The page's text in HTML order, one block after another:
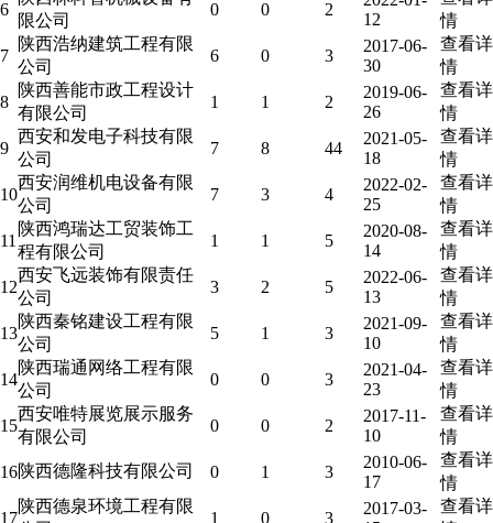
6
限公司
0 0 2
12
情
7
陕西浩纳建筑工程有限
公司
6 0 3
2017-06-
30
查看详
情
8
陕西善能市政工程设计
有限公司
1 1 2
2019-06-
26
查看详
情
9
西安和发电子科技有限
公司
7 8 44
2021-05-
18
查看详
情
10
西安润维机电设备有限
公司
7 3 4
2022-02-
25
查看详
情
11
陕西鸿瑞达工贸装饰工
程有限公司
1 1 5
2020-08-
14
查看详
情
12
西安飞远装饰有限责任
公司
3 2 5
2022-06-
13
查看详
情
13
陕西秦铭建设工程有限
公司
5 1 3
2021-09-
10
查看详
情
14
陕西瑞通网络工程有限
公司
0 0 3
2021-04-
23
查看详
情
15
西安唯特展览展示服务
有限公司
0 0 2
2017-11-
10
查看详
情
16陕西德隆科技有限公司 0 1 3
2010-06-
17
查看详
情
17
陕西德泉环境工程有限
1 0 3
2017-03-
查看详